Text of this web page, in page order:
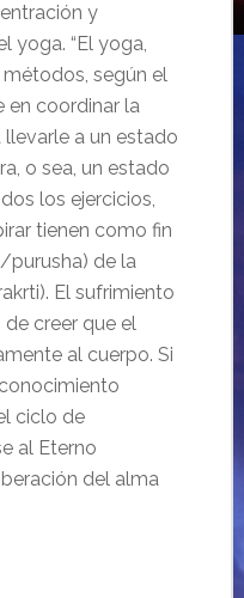
y
yoga. “El yoga,
métodos, según el
en coordinar la
a un estado
o sea, un estado
los ejercicios,
tienen como fin
purusha) de la
El sufrimiento
creer que el
al cuerpo. Si
ciclo de
al Eterno
ón del alma